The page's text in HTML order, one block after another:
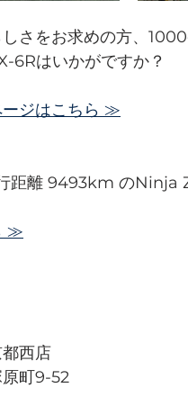
さをお求めの方、
6Rはいかがですか？
ジはこちら ≫
距離 9493km のNinja
≫
西店
町9-52